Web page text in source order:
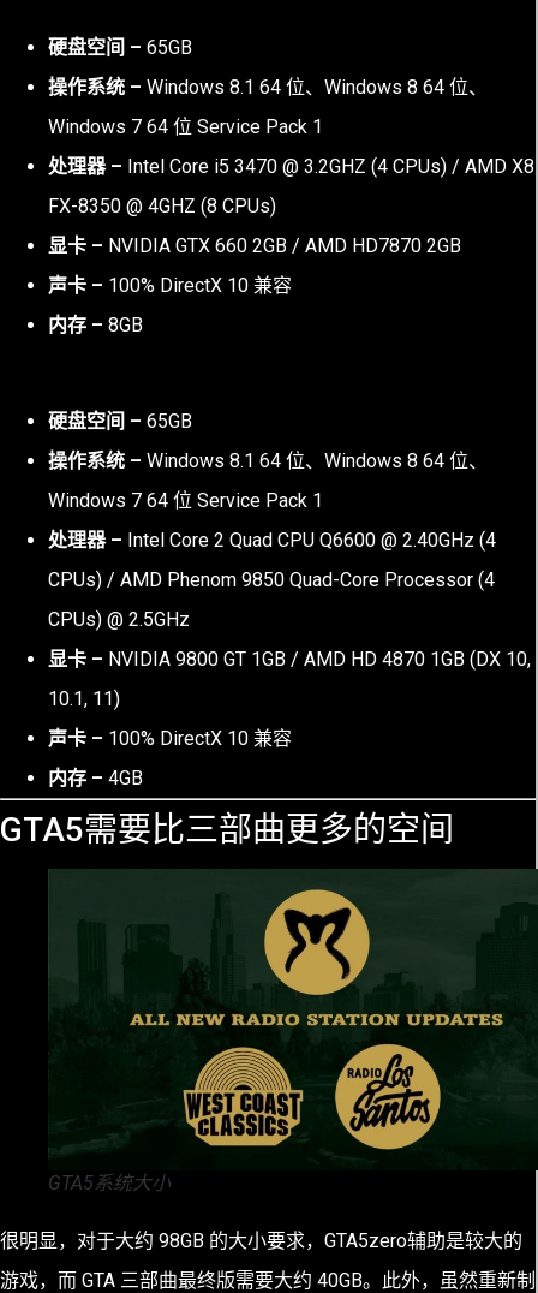
硬盘空间 – 65GB
操作系统 – Windows 8.1 64 位、Windows 8 64 位、
Windows 7 64 位 Service Pack 1
处理器 – Intel Core i5 3470 @ 3.2GHZ (4 CPUs) / AMD X8
FX-8350 @ 4GHZ (8 CPUs)
显卡 – NVIDIA GTX 660 2GB / AMD HD7870 2GB
声卡 – 100% DirectX 10 兼容
内存 – 8GB
硬盘空间 – 65GB
操作系统 – Windows 8.1 64 位、Windows 8 64 位、
Windows 7 64 位 Service Pack 1
处理器 – Intel Core 2 Quad CPU Q6600 @ 2.40GHz (4
CPUs) / AMD Phenom 9850 Quad-Core Processor (4
CPUs) @ 2.5GHz
显卡 – NVIDIA 9800 GT 1GB / AMD HD 4870 1GB (DX 10,
10.1, 11)
声卡 – 100% DirectX 10 兼容
内存 – 4GB
GTA5需要比三部曲更多的空间
GTA5系统大小
很明显，对于大约 98GB 的​​大小要求，GTA5zero辅助是较大的
游戏，而 GTA 三部曲最终版需要大约 40GB。此外，虽然重新制